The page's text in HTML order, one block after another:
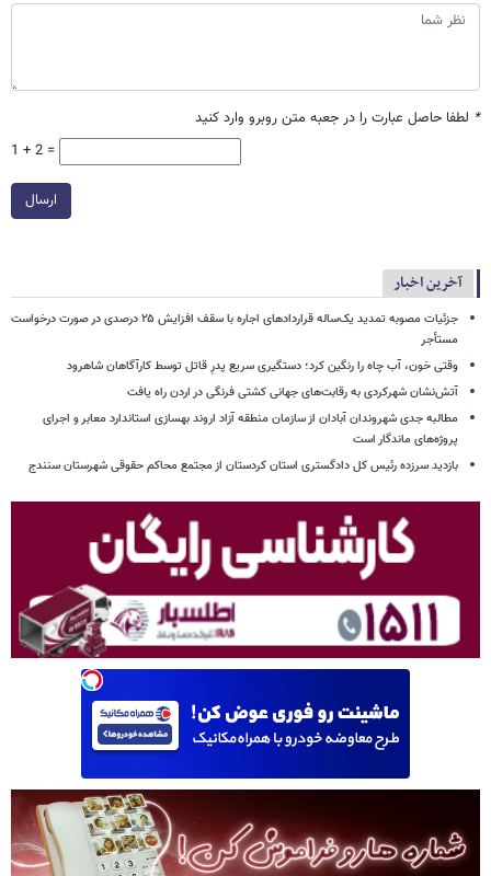
* لطفا حاصل عبارت را در جعبه متن روبرو وارد کنید
1 + 2 =
ارسال
آخرین اخبار
جزئیات مصوبه تمدید یک‌ساله قراردادهای اجاره با سقف افزایش ۲۵ درصدی در صورت درخواست
مستأجر
وقتی خون، آب چاه را رنگین کرد؛ دستگیری سریع پدرِ قاتل توسط کارآگاهان شاهرود
آتش‌نشان شهرکردی به رقابت‌های جهانی کشتی فرنگی در اردن راه یافت
مطالبه جدی شهروندان آبادان از سازمان منطقه آزاد اروند بهسازی استاندارد معابر و اجرای
پروژه‌های ماندگار است
بازدید سرزده رئیس کل دادگستری استان کردستان از مجتمع محاکم حقوقی شهرستان سنندج